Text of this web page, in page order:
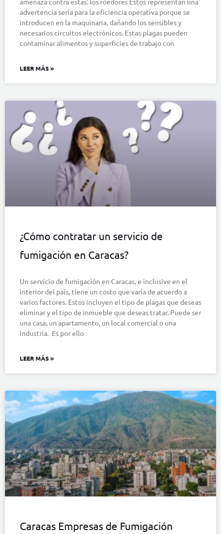
advertencia seria para la eficiencia operativa porque se
introducen en la maquinaria, dañando los sensibles y
necesarios circuitos electrónicos. Estas plagas pueden
contaminar alimentos y superficies de trabajo con
LEER MÁS »
¿Cómo contratar un servicio de
fumigación en Caracas?
Un servicio de fumigación en Caracas, e inclusive en el
interior del país, tiene un costo que varía de acuerdo a
varios factores. Estos incluyen el tipo de plagas que deseas
eliminar y el tipo de inmueble que deseas tratar. Puede ser
una casa, un apartamento, un local comercial o una
industria. Es por ello
LEER MÁS »
Caracas Empresas de Fumigación